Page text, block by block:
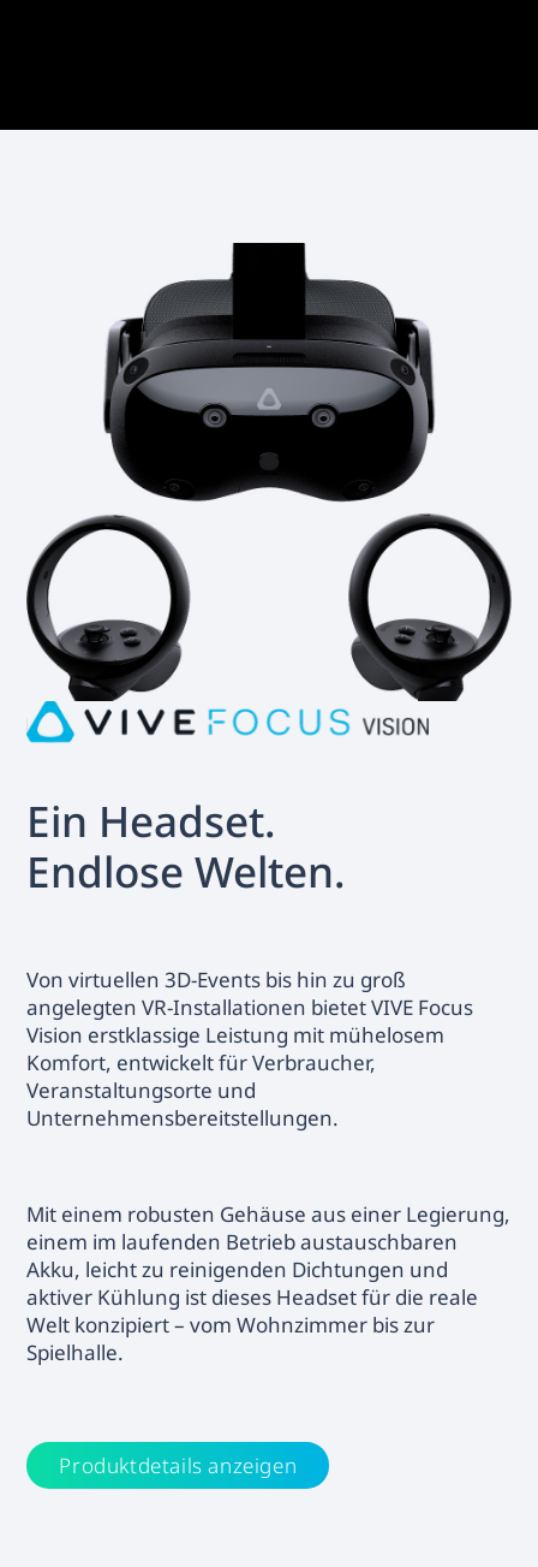
Ein Headset.
Endlose Welten.
Von virtuellen 3D-Events bis hin zu groß
angelegten VR-Installationen bietet VIVE Focus
Vision erstklassige Leistung mit mühelosem
Komfort, entwickelt für Verbraucher,
Veranstaltungsorte und
Unternehmensbereitstellungen.
Mit einem robusten Gehäuse aus einer Legierung,
einem im laufenden Betrieb austauschbaren
Akku, leicht zu reinigenden Dichtungen und
aktiver Kühlung ist dieses Headset für die reale
Welt konzipiert – vom Wohnzimmer bis zur
Spielhalle.
Produktdetails anzeigen